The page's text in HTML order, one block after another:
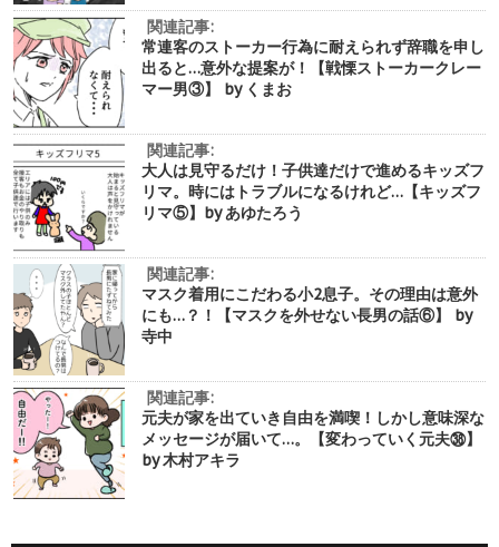
関連記事:
常連客のストーカー行為に耐えられず辞職を申し
出ると…意外な提案が！【戦慄ストーカークレー
マー男③】 by くまお
関連記事:
大人は見守るだけ！子供達だけで進めるキッズフ
リマ。時にはトラブルになるけれど…【キッズフ
リマ⑤】by あゆたろう
関連記事:
マスク着用にこだわる小2息子。その理由は意外
にも…？！【マスクを外せない長男の話⑥】 by
寺中
関連記事:
元夫が家を出ていき自由を満喫！しかし意味深な
メッセージが届いて…。【変わっていく元夫㊳】
by 木村アキラ